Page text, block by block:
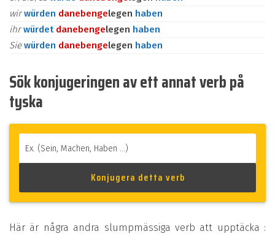
wirwürden danebengelegen haben
ihrwürdet danebengelegen haben
Siewürden danebengelegen haben
Sök konjugeringen av ett annat verb på
tyska
Här är några andra slumpmässiga verb att upptäcka :